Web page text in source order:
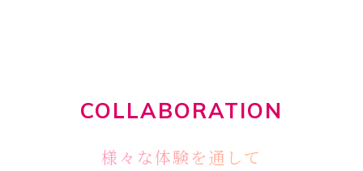
COLLABORATION
様々な体験を通して